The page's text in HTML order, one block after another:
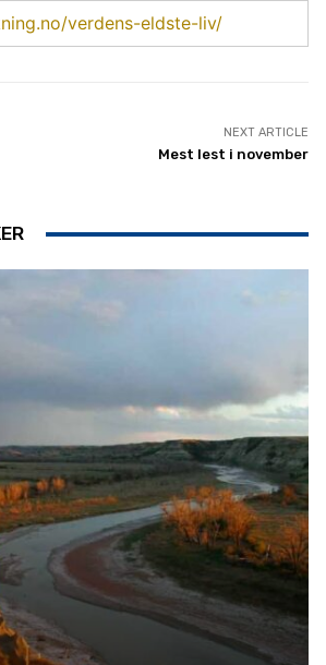
verdens-eldste-liv/
NEXT ARTICLE
Mest lest i november